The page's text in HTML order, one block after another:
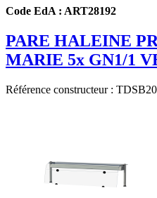
Code EdA : ART28192
PARE HALEINE
MARIE 5x GN1/1
Référence constructeur :